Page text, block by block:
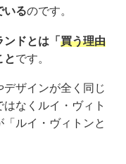
いるのです。
ンドとは「 買う理由
とです。
ザインが全く同じ
なくルイ・ヴィト
ルイ・ヴィトンと